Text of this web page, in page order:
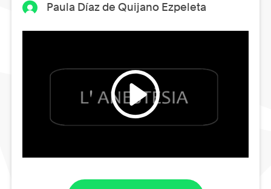
Paula Díaz de Quijano Ezpeleta